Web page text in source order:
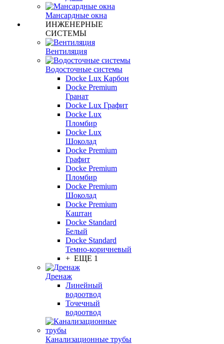
Мансардные окна
ИНЖЕНЕРНЫЕ
СИСТЕМЫ
Вентиляция
Водосточные системы
Docke Lux Карбон
Docke Premium
Гранат
Docke Lux Графит
Docke Lux
Пломбир
Docke Lux
Шоколад
Docke Premium
Графит
Docke Premium
Пломбир
Docke Premium
Шоколад
Docke Premium
Каштан
Docke Standard
Белый
Docke Standard
Темно-коричневый
+ ЕЩЕ 1
Дренаж
Линейный
водоотвод
Точечный
водоотвод
Канализационные трубы